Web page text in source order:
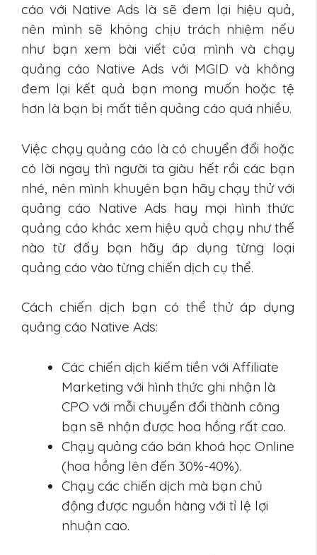
cáo với Native Ads là sẽ đem lại hiệu quả,
nên mình sẽ không chịu trách nhiệm nếu
như bạn xem bài viết của mình và chạy
quảng cáo Native Ads với MGID và không
đem lại kết quả bạn mong muốn hoặc tệ
hơn là bạn bị mất tiền quảng cáo quá nhiều.
Việc chạy quảng cáo là có chuyển đổi hoặc
có lời ngay thì người ta giàu hết rồi các bạn
nhé, nên mình khuyên bạn hãy chạy thử với
quảng cáo Native Ads hay mọi hình thức
quảng cáo khác xem hiệu quả chạy như thế
nào từ đấy bạn hãy áp dụng từng loại
quảng cáo vào từng chiến dịch cụ thể.
Cách chiến dịch bạn có thể thử áp dụng
quảng cáo Native Ads:
Các chiến dịch kiếm tiền với Affiliate
Marketing với hình thức ghi nhận là
CPO với mỗi chuyển đổi thành công
bạn sẽ nhận được hoa hồng rất cao.
Chạy quảng cáo bán khoá học Online
(hoa hồng lên đến 30%-40%).
Chạy các chiến dịch mà bạn chủ
động được nguồn hàng với tỉ lệ lợi
nhuận cao.